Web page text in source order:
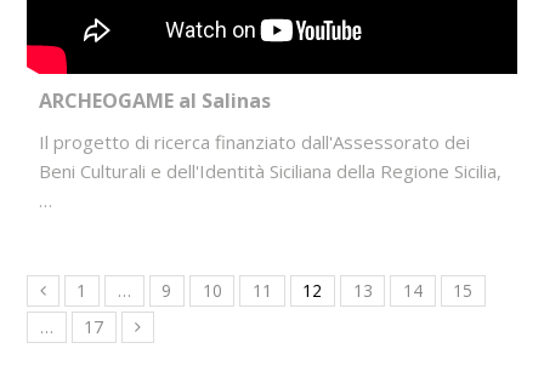
ARCHEOGAME al Salinas
Il progetto di ricerca finanziato dall'Assessorato dei
Beni Culturali e dell'Identità Siciliana della Regione Sicilia,
…
1 … 9 10 11 12 13 14
15
…
17